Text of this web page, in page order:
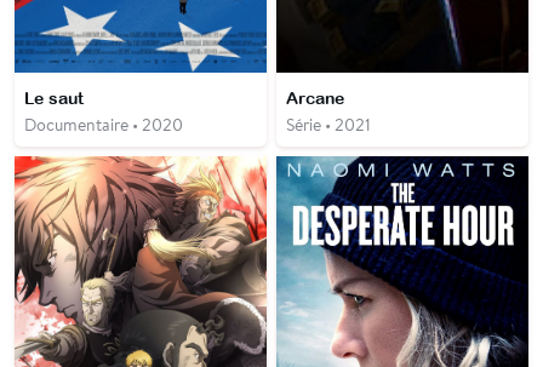
Le saut
Documentaire • 2020
Arcane
Série • 2021